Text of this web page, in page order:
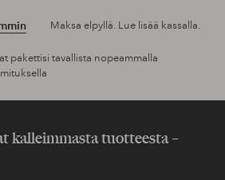
Maksa elpyllä. Lue lisää kassalla.
pakettisi tavallista nopeammalla
kalleimmasta tuotteesta –